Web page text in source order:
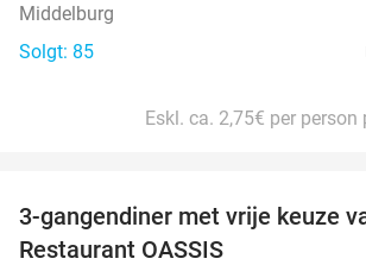
Middelburg
Solgt: 85
Eskl. ca. 2,75€ per
3-gangendiner met vrije keuze
Restaurant OASSIS